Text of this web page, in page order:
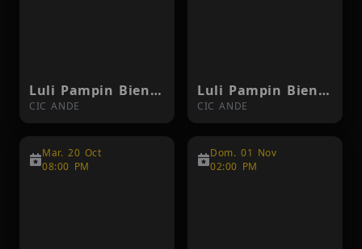
Luli Pampin Bienvenidos, Juntos Otra Vez 1PM
CIC ANDE
Luli Pampin Bienvenidos, Juntos Otra Vez 5PM
CIC ANDE
Mar. 20 Oct
08:00 PM
Dom. 01 Nov
02:00 PM